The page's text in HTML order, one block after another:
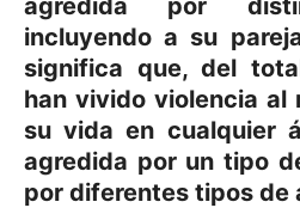
incluyendo a su
significa que, del
han vivido violencia al
su vida en cualquier
agredida por un tipo
por diferentes tipos de